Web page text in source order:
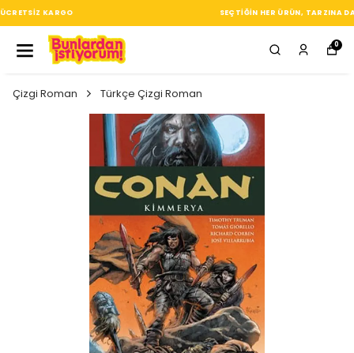
SEÇTIĞIN HER ÜRÜN, TARZINA DAIR KÜÇÜK BIR IMZA
0
Çizgi Roman Türkçe Çizgi Roman